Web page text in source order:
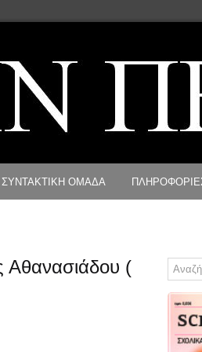
ΣΥΝΤΑΚΤΙΚΗ ΟΜΑΔΑ
Αθανασιάδου (